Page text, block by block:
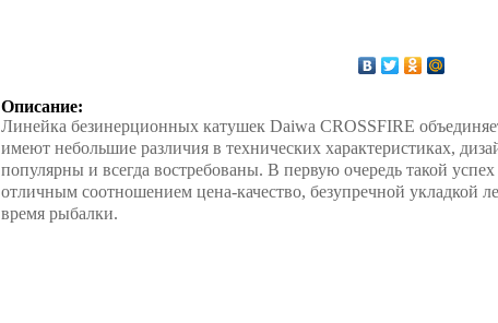
Описание:
Линейка безинерционных катушек Daiwa CROSSFIRE
имеют небольшие различия в технических характеристиках,
популярны и всегда востребованы. В первую очередь такой
отличным соотношением цена-качество, безупречной укладкой
время рыбалки.